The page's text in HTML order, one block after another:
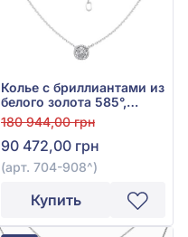
Колье с бриллиантами из
белого золота 585°,
бриллиант 0,22ct, арт.
704-908
180 944,00 грн
90 472,00 грн
(арт. 704-908^)
Купить